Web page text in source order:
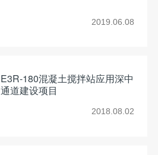
2019.06.08
E3R-180混凝土搅拌站应用深中
通道建设项目
2018.08.02